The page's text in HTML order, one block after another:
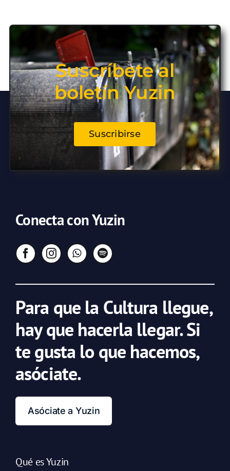
Suscríbete al
boletín Yuzin
Suscribirse
Conecta con Yuzin
Para que la Cultura llegue,
hay que hacerla llegar. Si
te gusta lo que hacemos,
asóciate.
Asóciate a Yuzin
Qué es Yuzin